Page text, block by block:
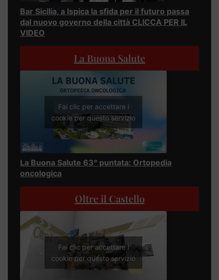
Bar Sicilia, a Ispica la sfida per il futuro passa
dal nuovo governo della città CLICCA PER IL
VIDEO
La Buona Salute
Fai clic per accettare i
cookie per questo servizio
La Buona Salute 63° puntata: Ortopedia
oncologica
Oltre il Castello
Fai clic per accettare i
cookie per questo servizio